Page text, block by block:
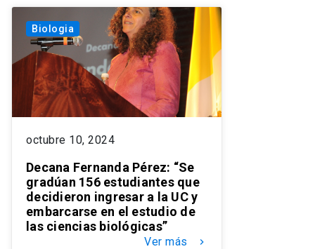
Biologia
octubre 10, 2024
Decana Fernanda Pérez: “Se
gradúan 156 estudiantes que
decidieron ingresar a la UC y
embarcarse en el estudio de
las ciencias biológicas”
Ver más keyboard_arrow_right